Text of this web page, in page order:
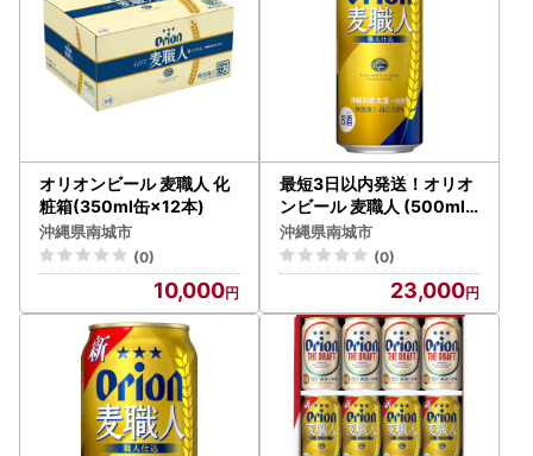
オリオンビール 麦職人 化
粧箱(350ml缶×12本)
沖縄県南城市
(0)
10,000
最短3日以内発送！オリオ
ンビール 麦職人 (500ml
缶×24本)
沖縄県南城市
(0)
23,000